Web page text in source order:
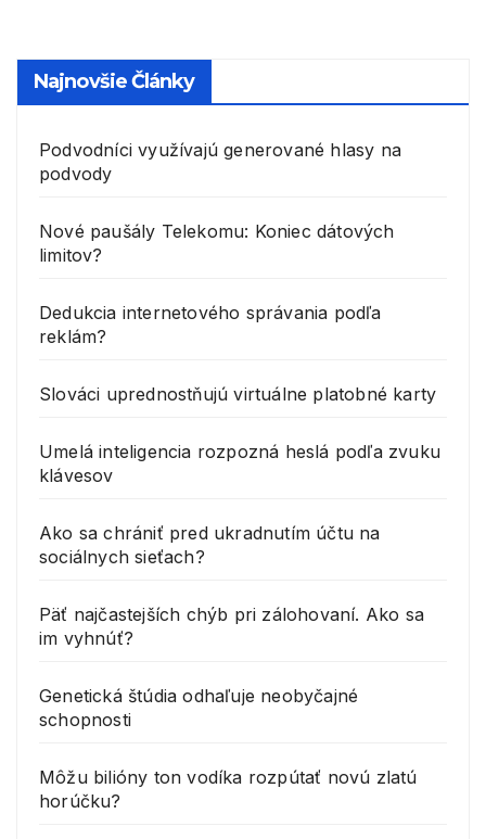
Najnovšie Články
Podvodníci využívajú generované hlasy na
podvody
Nové paušály Telekomu: Koniec dátových
limitov?
Dedukcia internetového správania podľa
reklám?
Slováci uprednostňujú virtuálne platobné karty
Umelá inteligencia rozpozná heslá podľa zvuku
klávesov
Ako sa chrániť pred ukradnutím účtu na
sociálnych sieťach?
Päť najčastejších chýb pri zálohovaní. Ako sa
im vyhnúť?
Genetická štúdia odhaľuje neobyčajné
schopnosti
Môžu bilióny ton vodíka rozpútať novú zlatú
horúčku?